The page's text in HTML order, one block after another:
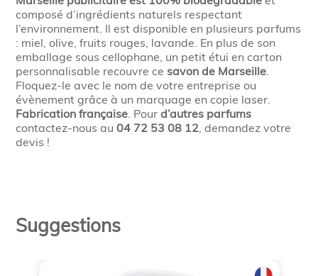
composé d’ingrédients naturels respectant
l’environnement. Il est disponible en plusieurs parfums
: miel, olive, fruits rouges, lavande. En plus de son
emballage sous cellophane, un petit étui en carton
personnalisable recouvre ce savon de Marseille.
Floquez-le avec le nom de votre entreprise ou
évènement grâce à un marquage en copie laser.
Fabrication française. Pourd’autres parfums
contactez-nous au04 72 53 08 12, demandez votre
devis !
Suggestions